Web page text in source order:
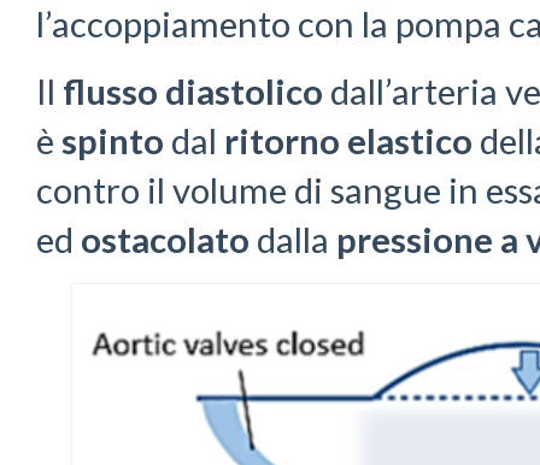
l’accoppiamento con la pompa
Il flusso diastolico dall’arteria
è spinto dal ritorno elastico
contro il volume di sangue in
ed ostacolato dalla pressione a